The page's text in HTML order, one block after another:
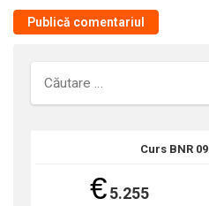
Curs BNR
€5.255